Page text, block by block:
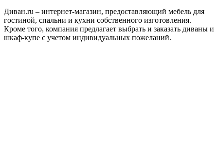
Диван.ru – интернет-магазин, предоставляющий мебель для
гостиной, спальни и кухни собственного изготовления.
Кроме того, компания предлагает выбрать и заказать диваны и
шкаф-купе с учетом индивидуальных пожеланий.